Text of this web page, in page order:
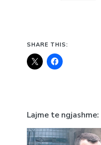
SHARE THIS:
Lajme te ngjashme